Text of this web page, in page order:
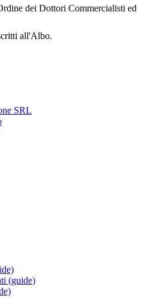
dei Dottori Commercialisti ed
all'Albo.
SRL
(guide)